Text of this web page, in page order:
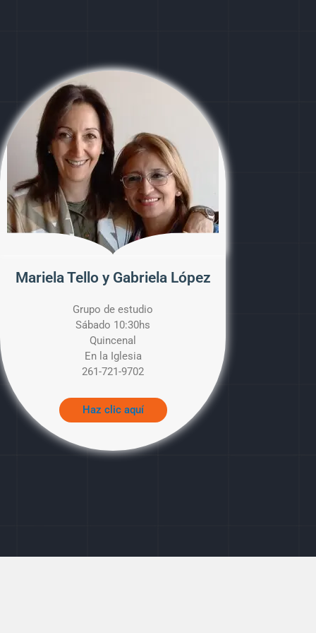
Mariela Tello y Gabriela López
Grupo de estudio
Sábado 10:30hs
Quincenal
En la Iglesia
261-721-9702
Haz clic aquí